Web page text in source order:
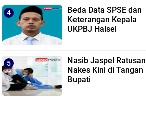
Beda Data SPSE dan
Keterangan Kepala
UKPBJ Halsel
Nasib Jaspel Ratusan
Nakes Kini di Tangan
Bupati